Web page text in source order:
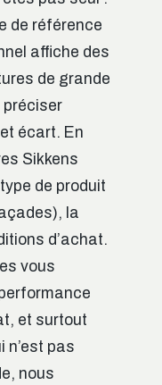
de référence
affiche des
de grande
préciser
écart. En
Sikkens
de produit
la
d’achat.
vous
et surtout
n’est pas
nous